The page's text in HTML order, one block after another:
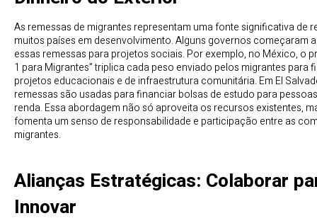
As remessas de migrantes representam uma fonte significativa de
muitos países em desenvolvimento. Alguns governos começaram
essas remessas para projetos sociais. Por exemplo, no México, o
1 para Migrantes” triplica cada peso enviado pelos migrantes para
projetos educacionais e de infraestrutura comunitária. Em El
remessas são usadas para financiar bolsas de estudo para
renda. Essa abordagem não só aproveita os recursos existentes,
fomenta um senso de responsabilidade e participação entre as
migrantes.
Alianças Estratégicas: Colaborar
Innovar